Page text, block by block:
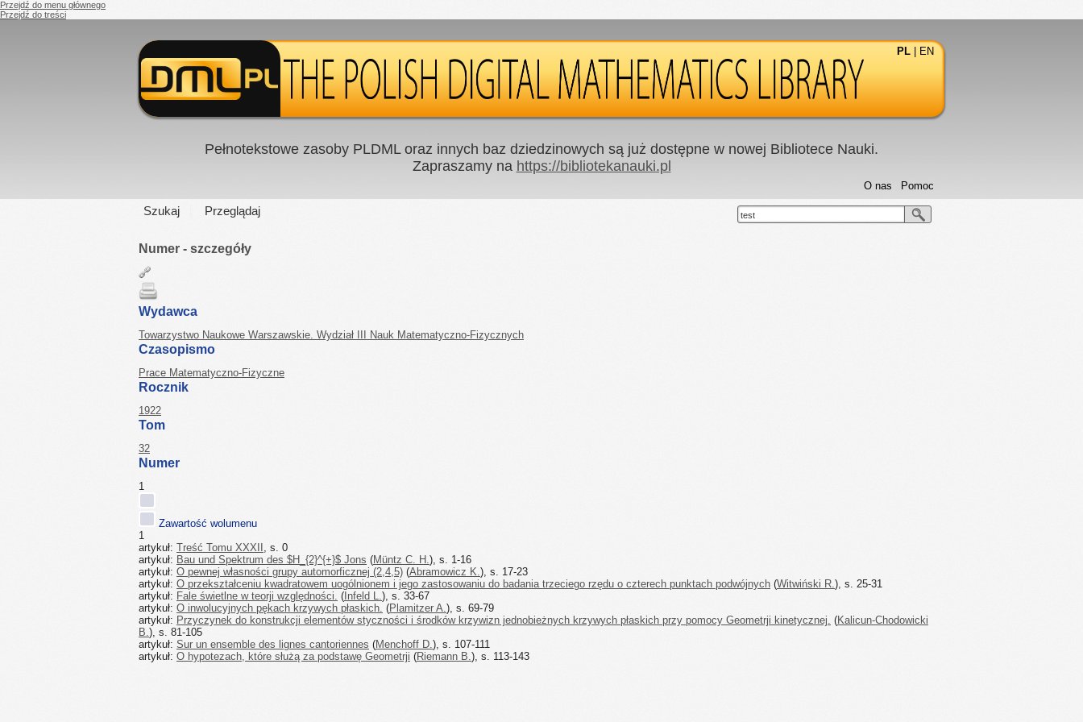
Przejdź do menu głównego
Przejdź do treści
PL EN
Pełnotekstowe zasoby PLDML oraz innych baz dziedzinowych są już dostępne w nowej Bibliotece Nauki.
Zapraszamy na https://bibliotekanauki.pl
Szukaj Przeglądaj
Pomoc
O nas
test
Numer - szczegóły
Wydawca
Towarzystwo Naukowe Warszawskie. Wydział III Nauk Matematyczno-Fizycznych
Czasopismo
Prace Matematyczno-Fizyczne
Rocznik
1922
Tom
32
Numer
1
Zawartość wolumenu
1
artykuł: Treść Tomu XXXII , s. 0
artykuł: Bau und Spektrum des $H_{2}^{+}$ Jons (Müntz C. H.), s. 1-16
artykuł: O pewnej własności grupy automorficznej (2,4,5) (Abramowicz K.), s. 17-23
artykuł: O przekształceniu kwadratowem uogólnionem i jego zastosowaniu do badania trzeciego rzędu o czterech punktach podwójnych (Witwiński R.), s. 25-31
artykuł: Fale świetlne w teorji względności. ( Infeld L.), s. 33-67
artykuł: O inwolucyjnych pękach krzywych płaskich. (Plamitzer A.), s. 69-79
artykuł: Przyczynek do konstrukcji elementów styczności i środków krzywizn jednobieżnych krzywych płaskich przy pomocy Geometrji kinetycznej. (Kalicun-Chodowicki
B.), s. 81-105
artykuł: Sur un ensemble des lignes cantoriennes (Menchoff D.), s. 107-111
artykuł: O hypotezach, które służą za podstawę Geometrji (Riemann B.), s. 113-143